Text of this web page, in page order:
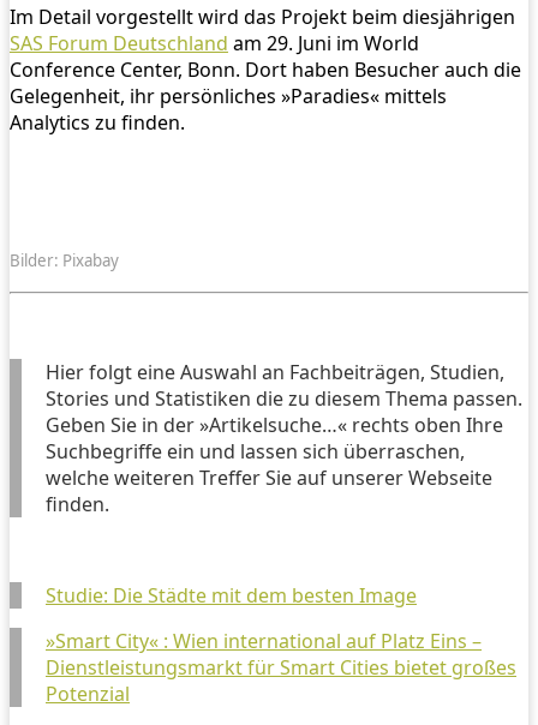
Im Detail vorgestellt wird das Projekt beim diesjährigen
SAS Forum Deutschland am 29. Juni im World
Conference Center, Bonn. Dort haben Besucher auch die
Gelegenheit, ihr persönliches »Paradies« mittels
Analytics zu finden.
Bilder: Pixabay
Hier folgt eine Auswahl an Fachbeiträgen, Studien,
Stories und Statistiken die zu diesem Thema passen.
Geben Sie in der »Artikelsuche…« rechts oben Ihre
Suchbegriffe ein und lassen sich überraschen,
welche weiteren Treffer Sie auf unserer Webseite
finden.
Studie: Die Städte mit dem besten Image
»Smart City« : Wien international auf Platz Eins –
Dienstleistungsmarkt für Smart Cities bietet großes
Potenzial